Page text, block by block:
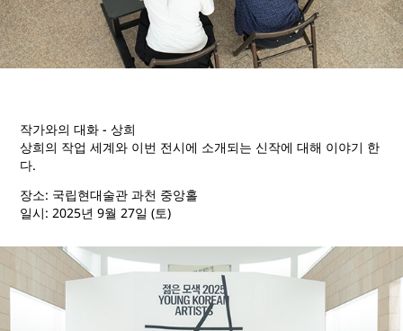
작가와의 대화 - 상희
상희의 작업 세계와 이번 전시에 소개되는 신작에 대해 이야기 한
다.
장소: 국립현대술관 과천 중앙홀
일시: 2025년 9월 27일 (토)